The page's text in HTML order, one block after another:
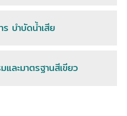
ร บำบัดน้ำเสีย
และมาตรฐานสีเขียว